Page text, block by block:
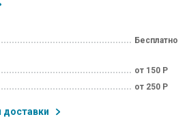
Бесплатно
от 150 Р
от 250 Р
доставки